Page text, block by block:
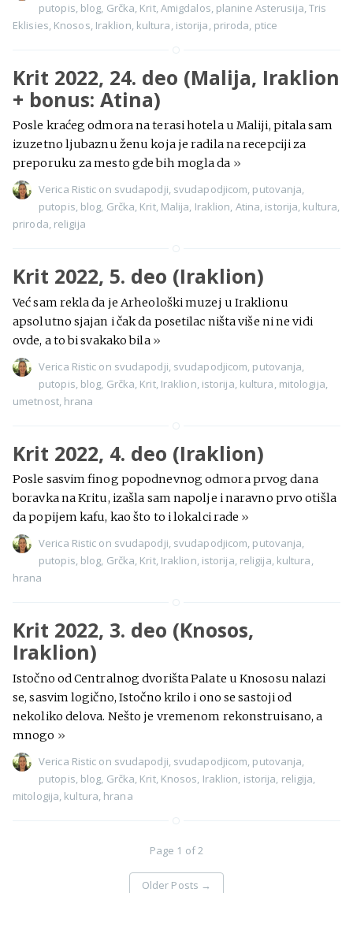
putopis blog Grčka Krit, Amigdalos planine Asterusija Tris
Eklisies Knosos Iraklion kultura istorija priroda ptice
Krit 2022, 24. deo (Malija, Iraklion
+ bonus: Atina)
Posle kraćeg odmora na terasi hotela u Maliji, pitala sam
izuzetno ljubaznu ženu koja je radila na recepciji za
preporuku za mesto gde bih mogla da »
Verica Ristic on svudapodji, svudapodjicom, putovanja,
putopis, blog, Grčka, Krit, Malija, Iraklion, Atina, istorija, kultura,
priroda, religija
Krit 2022, 5. deo (Iraklion)
Već sam rekla da je Arheološki muzej u Iraklionu
apsolutno sjajan i čak da posetilac ništa više ni ne vidi
ovde, a to bi svakako bila »
Verica Ristic on svudapodji svudapodjicom putovanja
putopis blog Grčka Krit, Iraklion istorija kultura mitologija
umetnost, hrana
Krit 2022, 4. deo (Iraklion)
Posle sasvim finog popodnevnog odmora prvog dana
boravka na Kritu, izašla sam napolje i naravno prvo otišla
da popijem kafu, kao što to i lokalci rade »
Verica Ristic on svudapodji, svudapodjicom, putovanja,
putopis, blog, Grčka, Krit, Iraklion, istorija, religija, kultura,
hrana
Krit 2022, 3. deo (Knosos,
Iraklion)
Istočno od Centralnog dvorišta Palate u Knososu nalazi
se, sasvim logično, Istočno krilo i ono se sastoji od
nekoliko delova. Nešto je vremenom rekonstruisano, a
mnogo »
Verica Ristic on svudapodji svudapodjicom putovanja
putopis blog Grčka Krit, Knosos Iraklion istorija religija
mitologija kultura hrana
Page 1 of 2
Older Posts →